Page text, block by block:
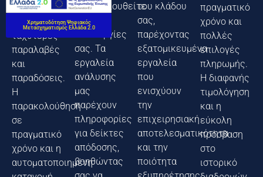
Χρηματοδότηση Ψηφιακός
Μετασχηματισμός Ελλάδα 2.0
και
εξασφαλίζοντας
ταχύτερες
παραλαβές
και
παραδόσεις.
Η
παρακολούθηση
σε
πραγματικό
χρόνο και η
αυτοματοποιημένη
παρακολουθείτε
τις
λειτουργίες
σας. Τα
εργαλεία
ανάλυσης
μας
παρέχουν
πληροφορίες
για δείκτες
απόδοσης,
βοηθώντας
του κλάδου
σας,
παρέχοντας
εξατομικευμένα
εργαλεία
που
ενισχύουν
την
επιχειρησιακή
αποτελεσματικότητα
και την
ποιότητα
πραγματικό
χρόνο και
πολλές
επιλογές
πληρωμής.
Η διαφανής
τιμολόγηση
και η
εύκολη
πρόσβαση
στο
ιστορικό